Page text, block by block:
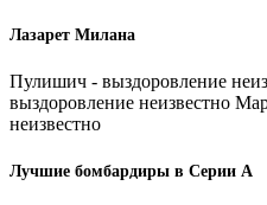
Лазарет Милана
Пулишич - выздоровление
выздоровление неизвестно
неизвестно
Лучшие бомбардиры в Серии А